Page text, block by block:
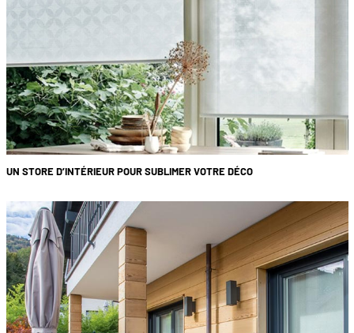
UN STORE D’INTÉRIEUR POUR SUBLIMER VOTRE DÉCO